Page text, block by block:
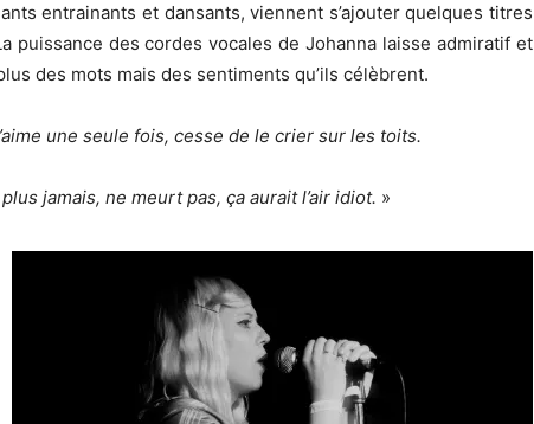
entrainants et dansants, viennent s’ajouter quelques titres
puissance des cordes vocales de Johanna laisse admiratif et
des mots mais des sentiments qu’ils célèbrent.
une seule fois, cesse de le crier sur les toits.
jamais, ne meurt pas, ça aurait l’air idiot. »